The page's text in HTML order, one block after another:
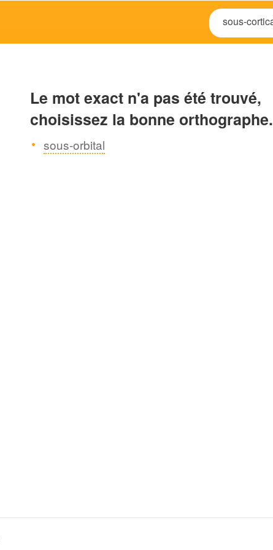
Le mot exact n'a pas été trouvé,
choisissez la bonne orthographe.
sous-orbital